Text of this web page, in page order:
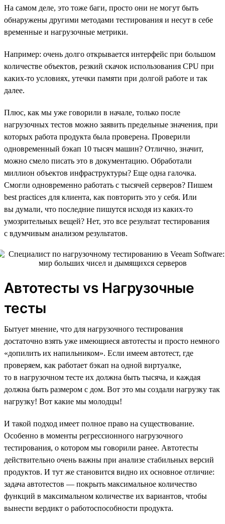
На самом деле, это тоже баги, просто они не могут быть
обнаружены другими методами тестирования и несут в себе
временные и нагрузочные метрики.
Например: очень долго открывается интерфейс при большом
количестве объектов, резкий скачок использования CPU при
каких-то условиях, утечки памяти при долгой работе и так
далее.
Плюс, как мы уже говорили в начале, только после
нагрузочных тестов можно заявить предельные значения, при
которых работа продукта была проверена. Проверили
одновременный бэкап 10 тысяч машин? Отлично, значит,
можно смело писать это в документацию. Обработали
миллион объектов инфраструктуры? Еще одна галочка.
Смогли одновременно работать с тысячей серверов? Пишем
best practices для клиента, как повторить это у себя. Или
вы думали, что последние пишутся исходя из каких-то
умозрительных вещей? Нет, это все результат тестирования
с вдумчивым анализом результатов.
Автотесты vs Нагрузочные
тесты
Бытует мнение, что для нагрузочного тестирования
достаточно взять уже имеющиеся автотесты и просто немного
«допилить их напильником». Если имеем автотест, где
проверяем, как работает бэкап на одной виртуалке,
то в нагрузочном тесте их должна быть тысяча, и каждая
должна быть размером с дом. Вот это мы создали нагрузку так
нагрузку! Вот какие мы молодцы!
И такой подход имеет полное право на существование.
Особенно в моменты регрессионного нагрузочного
тестирования, о котором мы говорили ранее. Автотесты
действительно очень важны при анализе стабильных версий
продуктов. И тут же становится видно их основное отличие:
задача автотестов — покрыть максимальное количество
функций в максимальном количестве их вариантов, чтобы
вынести вердикт о работоспособности продукта.